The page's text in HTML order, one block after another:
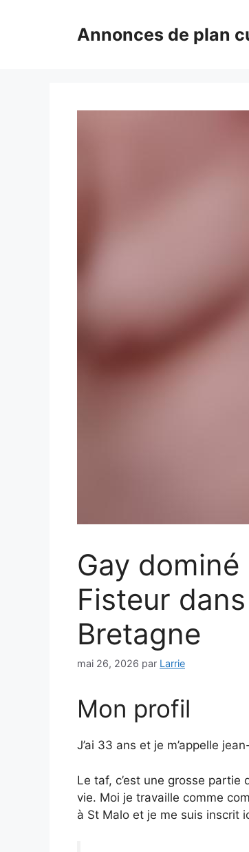
Annonces de plan
Gay
Fisteur
Bretagne
mai 26, 2026 par Larrie
Mon profil
J’ai 33 ans et je m’appelle
Le taf, c’est une grosse partie
vie. Moi je travaille comme
à St Malo et je me suis inscrit